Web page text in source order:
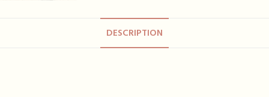
DESCRIPTION